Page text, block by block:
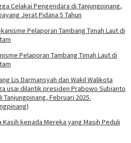
Celakai Pengendara di Tanjungpinang,
Jerat Pidana 5 Tahun
Pelaporan Tambang Timah Laut di
Kasih kepada Mereka yang Masih Peduli